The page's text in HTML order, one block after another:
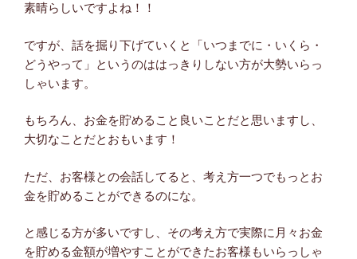
素晴らしいですよね！！
ですが、話を掘り下げていくと「いつまでに・いくら・
どうやって」というのははっきりしない方が大勢いらっ
しゃいます。
もちろん、お金を貯めること良いことだと思いますし、
大切なことだとおもいます！
ただ、お客様との会話してると、考え方一つでもっとお
金を貯めることができるのにな。
と感じる方が多いですし、その考え方で実際に月々お金
を貯める金額が増やすことができたお客様もいらっしゃ